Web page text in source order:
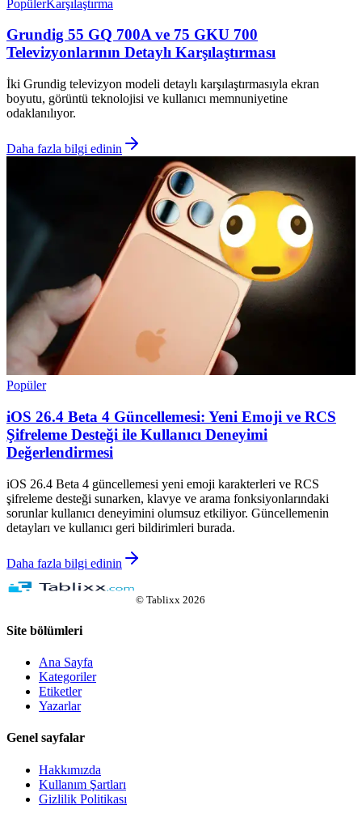
PopülerKarşılaştırma
Grundig 55 GQ 700A ve 75 GKU 700
Televizyonlarının Detaylı Karşılaştırması
İki Grundig televizyon modeli detaylı karşılaştırmasıyla ekran
boyutu, görüntü teknolojisi ve kullanıcı memnuniyetine
odaklanılıyor.
Daha fazla bilgi edinin
Popüler
iOS 26.4 Beta 4 Güncellemesi: Yeni Emoji ve RCS
Şifreleme Desteği ile Kullanıcı Deneyimi
Değerlendirmesi
iOS 26.4 Beta 4 güncellemesi yeni emoji karakterleri ve RCS
şifreleme desteği sunarken, klavye ve arama fonksiyonlarındaki
sorunlar kullanıcı deneyimini olumsuz etkiliyor. Güncellemenin
detayları ve kullanıcı geri bildirimleri burada.
Daha fazla bilgi edinin
© Tablixx 2026
Site bölümleri
Ana Sayfa
Kategoriler
Etiketler
Yazarlar
Genel sayfalar
Hakkımızda
Kullanım Şartları
Gizlilik Politikası